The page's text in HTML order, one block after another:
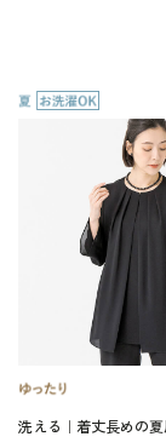
洗える｜着丈長めの